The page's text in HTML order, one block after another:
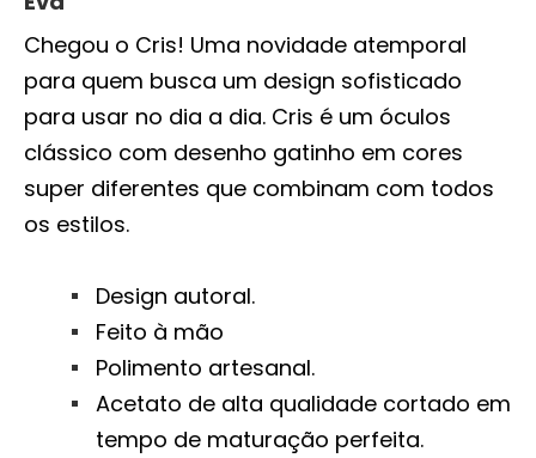
Chegou o Cris! Uma novidade atemporal
para quem busca um design sofisticado
para usar no dia a dia. Cris é um óculos
clássico com desenho gatinho em cores
super diferentes que combinam com todos
os estilos.
Design autoral.
Feito à mão
Polimento artesanal.
Acetato de alta qualidade cortado em
tempo de maturação perfeita.